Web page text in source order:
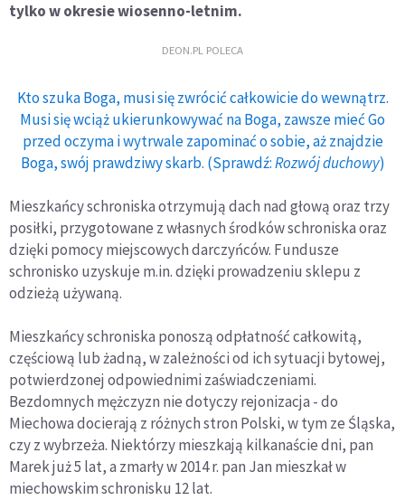
tylko w okresie wiosenno-letnim.
DEON.PL POLECA
Kto szuka Boga, musi się zwrócić całkowicie do wewnątrz.
Musi się wciąż ukierunkowywać na Boga, zawsze mieć Go
przed oczyma i wytrwale zapominać o sobie, aż znajdzie
Boga, swój prawdziwy skarb. (Sprawdź:Rozwój duchowy)
Mieszkańcy schroniska otrzymują dach nad głową oraz trzy
posiłki, przygotowane z własnych środków schroniska oraz
dzięki pomocy miejscowych darczyńców. Fundusze
schronisko uzyskuje m.in. dzięki prowadzeniu sklepu z
odzieżą używaną.
Mieszkańcy schroniska ponoszą odpłatność całkowitą,
częściową lub żadną, w zależności od ich sytuacji bytowej,
potwierdzonej odpowiednimi zaświadczeniami.
Bezdomnych mężczyzn nie dotyczy rejonizacja - do
Miechowa docierają z różnych stron Polski, w tym ze Śląska,
czy z wybrzeża. Niektórzy mieszkają kilkanaście dni, pan
Marek już 5 lat, a zmarły w 2014 r. pan Jan mieszkał w
miechowskim schronisku 12 lat.